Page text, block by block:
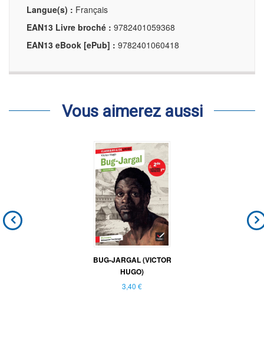
Langue(s) : Français
EAN13 Livre broché : 9782401059368
EAN13 eBook [ePub] : 9782401060418
Vous aimerez aussi
BUG-JARGAL (VICTOR
HUGO)
3,40 €